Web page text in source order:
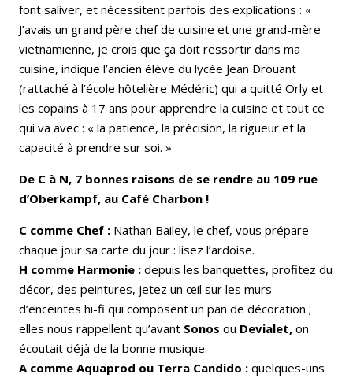
font saliver, et nécessitent parfois des explications : «
J’avais un grand père chef de cuisine et une grand-mère
vietnamienne, je crois que ça doit ressortir dans ma
cuisine, indique l’ancien élève du lycée Jean Drouant
(rattaché à l’école hôtelière Médéric) qui a quitté Orly et
les copains à 17 ans pour apprendre la cuisine et tout ce
qui va avec : « la patience, la précision, la rigueur et la
capacité à prendre sur soi. »
De C à N, 7 bonnes raisons de se rendre au 109 rue
d’Oberkampf, au Café Charbon !
C comme Chef : Nathan Bailey, le chef, vous prépare
chaque jour sa carte du jour : lisez l’ardoise.
H comme Harmonie : depuis les banquettes, profitez du
décor, des peintures, jetez un œil sur les murs
d’enceintes hi-fi qui composent un pan de décoration ;
elles nous rappellent qu’avant Sonos ou Devialet, on
écoutait déjà de la bonne musique.
A comme Aquaprod ou Terra Candido : quelques-uns